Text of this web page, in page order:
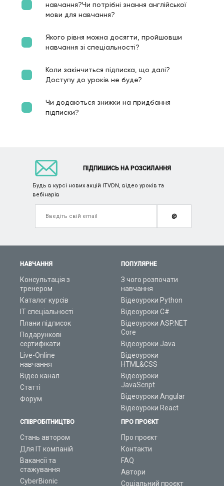
навчання?Чи потрібні знання англійської
мови для навчання?
Якого рівня можна досягти, пройшовши
навчання зі спеціальності?
Коли закінчиться підписка, що далі?
Доступу до уроків не буде?
Чи додаються знижки на придбання
підписки?
НАВЧАННЯ
Консультація з
тренером
Каталог курсів
ІТ спеціальності
Плани підписок
Подарункові
сертифікати
Live-Online
навчання
Відео канал
Статті
Форум
ПОПУЛЯРНЕ
З чого розпочати
навчання
Відеоуроки Python
Відеоуроки C#
Відеоуроки ASP.NET
Core
Відеоуроки Java
Відеоуроки
HTML&CSS
Відеоуроки
JavaScript
Відеоуроки Angular
Відеоуроки React
СПІВРОБІТНИЦТВО
Стань автором
Для ІТ компаній
Вакансії та
стажування
CyberBionic
ПРО ПРОЄКТ
Про проєкт
Контакти
FAQ
Автори
Соціальний проєкт
ПІДПИШИСЬ НА РОЗСИЛАННЯ
Будь в курсі нових акцій ITVDN, відео уроків та
вебінарів
@